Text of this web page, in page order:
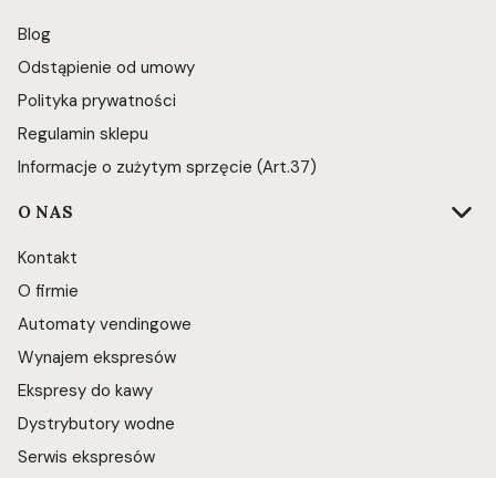
Blog
Odstąpienie od umowy
Polityka prywatności
Regulamin sklepu
Informacje o zużytym sprzęcie (Art.37)
O NAS
Kontakt
O firmie
Automaty vendingowe
Wynajem ekspresów
Ekspresy do kawy
Dystrybutory wodne
Serwis ekspresów